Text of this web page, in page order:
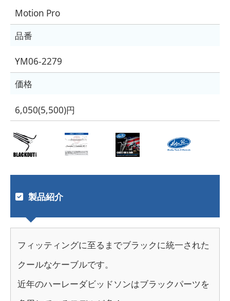
Motion Pro
品番
YM06-2279
価格
6,050(5,500)円
製品紹介
フィッティングに至るまでブラックに統一された
クールなケーブルです。
近年のハーレーダビッドソンはブラックパーツを